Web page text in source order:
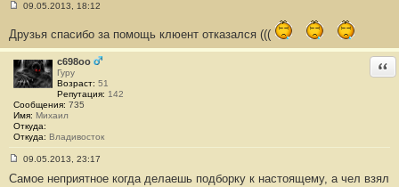
о
е
н
и
#
5
09.05.2013, 18:12
Друзья спасибо за помощь клюент отказался (((
c698oo
Гуру
Возраст: 51
Репутация: 142
Сообщения: 735
Имя: Михаил
Откуда:
Откуда: Владивосток
о
09.05.2013, 23:17
Самое неприятное когда делаешь подборку к настоящему, а чел взял